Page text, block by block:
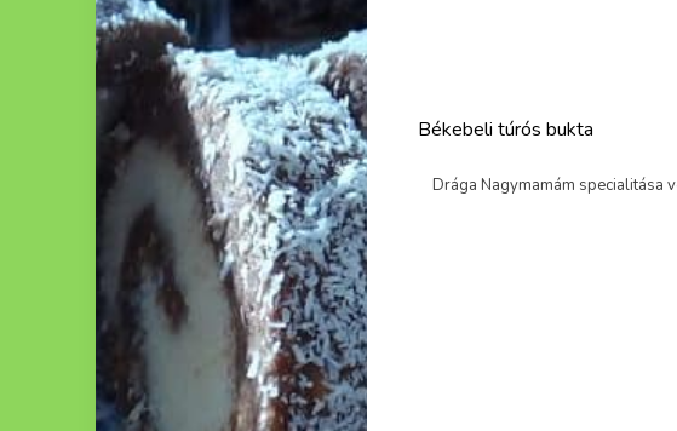
Békebeli túrós bukta
Drága Nagymamám specialitása